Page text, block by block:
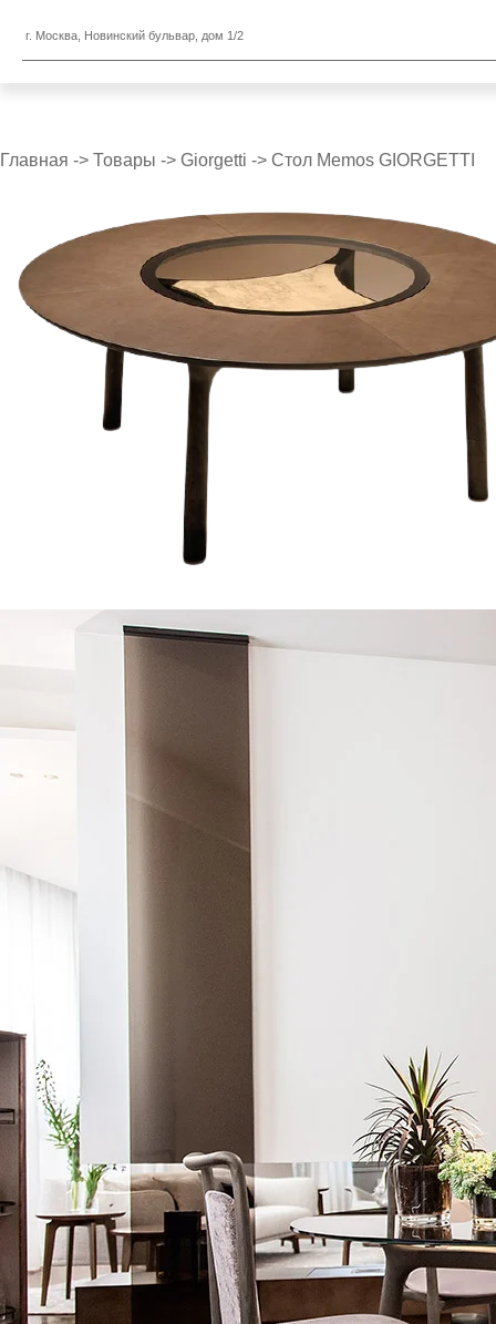
г. Москва, Новинский бульвар, дом 1/2
Главная -> Товары -> Giorgetti -> Стол Memos GIORGETTI